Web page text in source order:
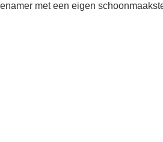
met een eigen